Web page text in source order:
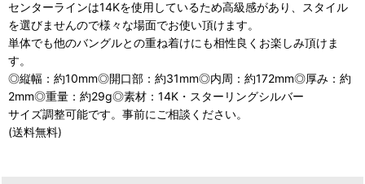
センターラインは14Kを使用しているため高級感があり、スタイル
を選びませんので様々な場面でお使い頂けます。
単体でも他のバングルとの重ね着けにも相性良くお楽しみ頂けま
す。
◎縦幅：約10mm◎開口部：約31mm◎内周：約172mm◎厚み：約
2mm◎重量：約29g◎素材：14K・スターリングシルバー
サイズ調整可能です。事前にご相談ください。
(送料無料)